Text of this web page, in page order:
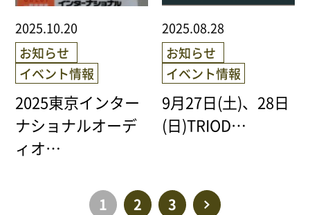
2025.10.20
お知らせ
イベント情報
2025東京インター
ナショナルオーデ
ィオ…
2025.08.28
お知らせ
イベント情報
9月27日(土)、28日
(日)TRIOD…
1 2 3 >